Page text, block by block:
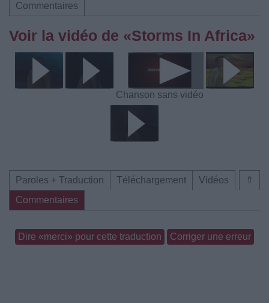
Commentaires
Voir la vidéo de «Storms In Africa»
Chanson sans vidéo
⇑
Paroles + Traduction Téléchargement
Vidéos
Commentaires
Dire «merci» pour cette traduction Corriger une erreur